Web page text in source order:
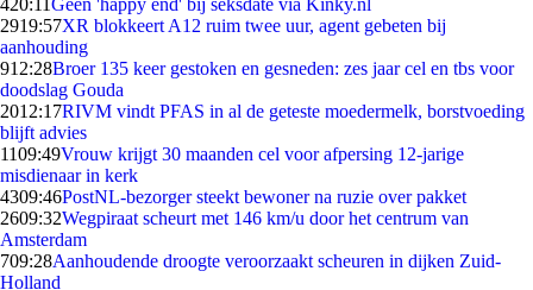
420:11Geen 'happy end' bij seksdate via Kinky.nl
2919:57XR blokkeert A12 ruim twee uur, agent gebeten bij
aanhouding
912:28Broer 135 keer gestoken en gesneden: zes jaar cel en tbs voor
doodslag Gouda
2012:17RIVM vindt PFAS in al de geteste moedermelk, borstvoeding
blijft advies
1109:49Vrouw krijgt 30 maanden cel voor afpersing 12-jarige
misdienaar in kerk
4309:46PostNL-bezorger steekt bewoner na ruzie over pakket
2609:32Wegpiraat scheurt met 146 km/u door het centrum van
Amsterdam
709:28Aanhoudende droogte veroorzaakt scheuren in dijken Zuid-
Holland